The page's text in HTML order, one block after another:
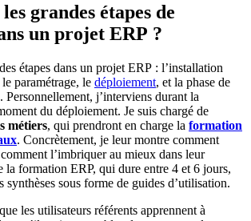
grandes étapes de
un projet ERP ?
étapes dans un projet ERP : l’installation
paramétrage, le déploiement, et la phase de
Personnellement, j’interviens durant la
du déploiement. Je suis chargé de
métiers, qui prendront en charge la formation
. Concrètement, je leur montre comment
l’imbriquer au mieux dans leur
la formation ERP, qui dure entre 4 et 6 jours,
synthèses sous forme de guides d’utilisation.
les utilisateurs référents apprennent à